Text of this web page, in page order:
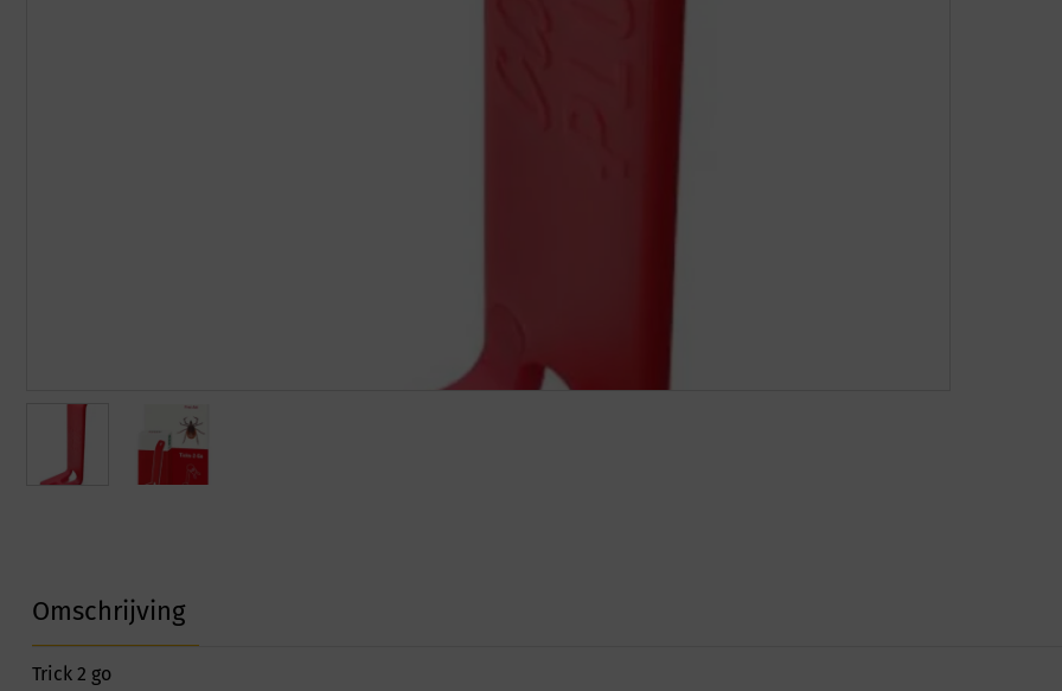
Omschrijving
Trick 2 go